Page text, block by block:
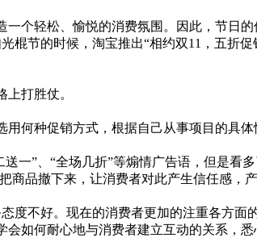
轻松、愉悦的消费氛围。因此，节日
节的时候，淘宝推出“相约双11，五折
打胜仗。
何种促销方式，根据自己从事项目的具体
”、“全场几折”等煽情广告语，但是看
品撤下来，让消费者对此产生信任感，
不好。现在的消费者更加的注重各方面
如何耐心地与消费者建立互动的关系，